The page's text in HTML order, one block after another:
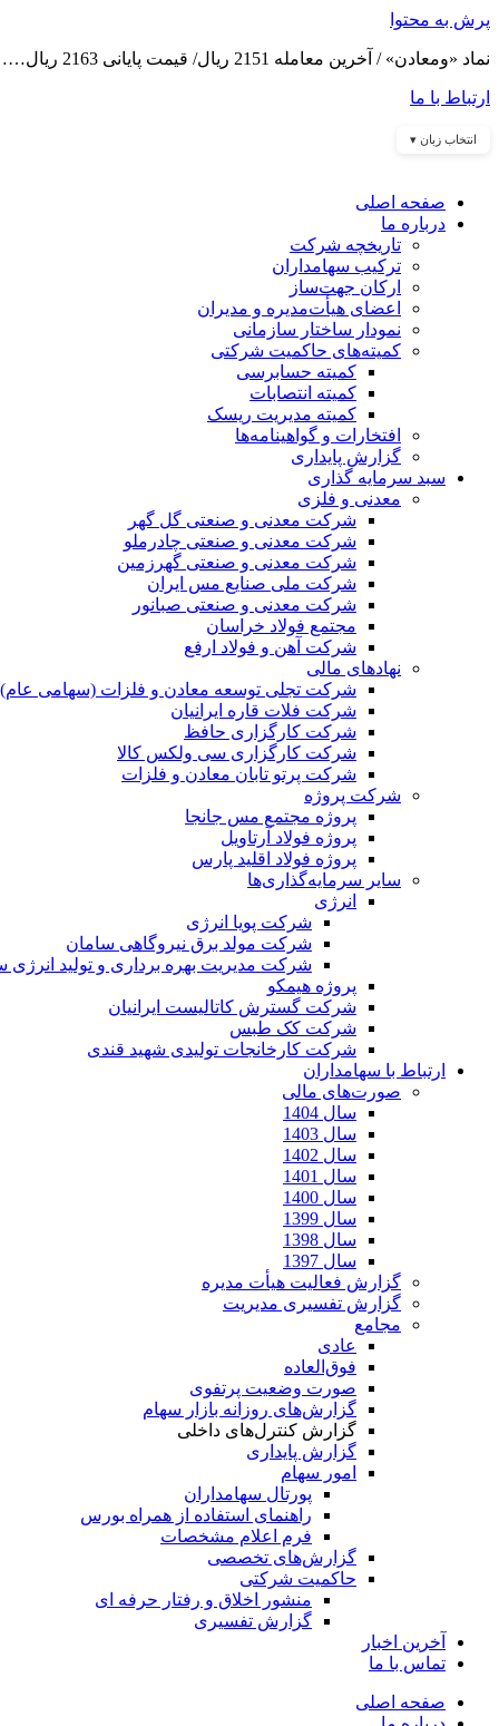
پرش به محتوا
نماد «ومعادن» / آخرین معامله 2151 ریال/ قیمت پایانی 2163 ریال……
ارتباط با ما
انتخاب زبان ▾
صفحه اصلی
درباره ما
تاریخچه شرکت
ترکیب سهامداران
ارکان جهت‌ساز
اعضای هیأت‌مدیره و مدیران
نمودار ساختار سازمانی
کمیته‌های حاکمیت شرکتی
کمیته حسابرسی
کمیته انتصابات
کمیته مدیریت ریسک
افتخارات و گواهینامه‌ها
گزارش پایداری
سبد سرمایه گذاری
معدنی و فلزی
شرکت معدنی و صنعتی گل گهر
شرکت معدنی و صنعتی چادرملو
شرکت معدنی و صنعتی گهرزمین
شرکت ملی صنایع مس ایران
شرکت معدنی و صنعتی صبانور
مجتمع فولاد خراسان
شرکت آهن و فولاد ارفع
نهادهای مالی
شرکت تجلی توسعه معادن و فلزات (سهامی عام)
شرکت فلات قاره ایرانیان
شرکت کارگزاری حافظ
شرکت کارگزاری سی ولکس کالا
شرکت پرتو تابان معادن و فلزات
شرکت پروژه
پروژه مجتمع مس جانجا
پروژه فولاد آرتاویل
پروژه فولاد اقلید پارس
سایر سرمایه‌گذاری‌ها
انرژی
شرکت پویا انرژی
شرکت مولد برق نیروگاهی سامان
شرکت مدیریت بهره برداری و تولید انرژی
پروژه هیمکو
شرکت گسترش کاتالیست ایرانیان
شرکت کک طبس
شرکت کارخانجات تولیدی شهید قندی
ارتباط با سهامداران
صورت‌های مالی
سال 1404
سال 1403
سال 1402
سال 1401
سال 1400
سال 1399
سال 1398
سال 1397
گزارش فعالیت هیأت مدیره
گزارش تفسیری مدیریت
مجامع
عادی
فوق‌العاده
صورت وضعیت پرتفوی
گزارش‌های روزانه بازار سهام
گزارش کنترل‌های داخلی
گزارش پایداری
امور سهام
پورتال سهامداران
راهنمای استفاده از همراه بورس
فرم اعلام مشخصات
گزارش‌های تخصصی
حاکمیت شرکتی
منشور اخلاق و رفتار حرفه­ ای
گزارش تفسیری
آخرین اخبار
تماس با ما
صفحه اصلی